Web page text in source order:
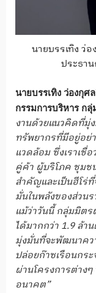
นายบรรเทิง ว่
ประธา
นายบรรเทิง ว่องกุศ
กรรมการบริหาร กลุ่
งานด้วยแนวคิดที่
ทรัพยากรที่มีอยู่อย่
แวดล้อม ซึ่งเราเชื่
คู่ค้า ผู้บริโภค ชุมช
สำคัญและเป็นฮีโร่
มั่นในพลังของส่วน
แม้ว่าวันนี้ กลุ่มมิตร
ได้มากกว่า 1.9ล้า
มุ่งมั่นที่จะพัฒนาคว
ปล่อยก๊าซเรือนกร
ผ่านโครงการต่างๆ
อนาคต”